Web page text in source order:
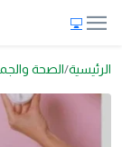
الرئيسية الصحة